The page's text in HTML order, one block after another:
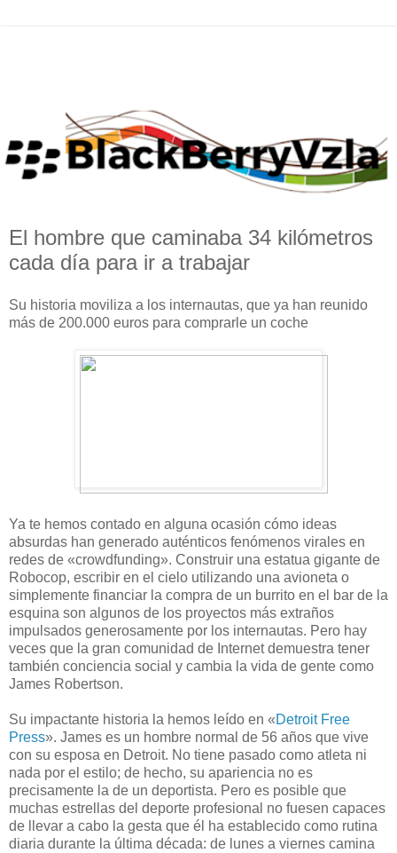
El hombre que caminaba 34 kilómetros
cada día para ir a trabajar
Su historia moviliza a los internautas, que ya han reunido
más de 200.000 euros para comprarle un coche
Ya te hemos contado en alguna ocasión cómo ideas
absurdas han generado auténticos fenómenos virales en
redes de «crowdfunding». Construir una estatua gigante de
Robocop, escribir en el cielo utilizando una avioneta o
simplemente financiar la compra de un burrito en el bar de la
esquina son algunos de los proyectos más extraños
impulsados generosamente por los internautas. Pero hay
veces que la gran comunidad de Internet demuestra tener
también conciencia social y cambia la vida de gente como
James Robertson.
Su impactante historia la hemos leído en «Detroit Free
Press». James es un hombre normal de 56 años que vive
con su esposa en Detroit. No tiene pasado como atleta ni
nada por el estilo; de hecho, su apariencia no es
precisamente la de un deportista. Pero es posible que
muchas estrellas del deporte profesional no fuesen capaces
de llevar a cabo la gesta que él ha establecido como rutina
diaria durante la última década: de lunes a viernes camina